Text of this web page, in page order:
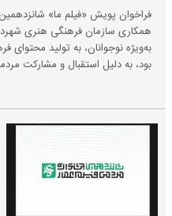
فراخوان پویش «فیلم ما»
همکاری سازمان فرهنگی هنری
به‌ویژه نوجوانان، به تولید
بود، به دلیل استقبال و مشارکت مردمی تا ۱۵ دی‌ماه